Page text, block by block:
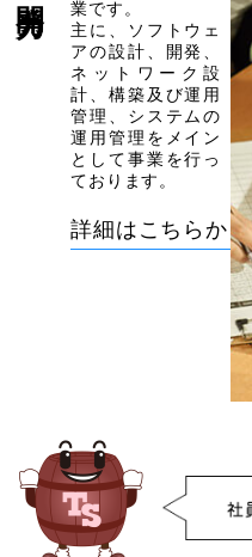
業です。
主に、ソフトウェ
アの設計、開発、
ネットワーク設
計、構築及び運用
管理、システムの
運用管理をメイン
として事業を行っ
ております。
詳細はこちらから